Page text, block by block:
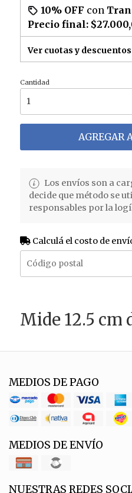
10% OFF con
Precio final:
Ver cuotas y descuentos
Cantidad
AGREGAR
Los envíos son a
decide que método se
responsables por la
Calculá el costo de
Mide 12.5 cm
MEDIOS DE PAGO
MEDIOS DE ENVÍO
NUESTRAS REDES